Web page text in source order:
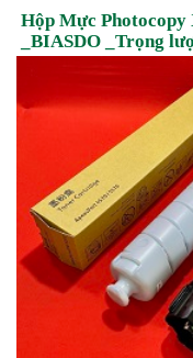
Hộp Mực Photocopy
_BIASDO _Trọng